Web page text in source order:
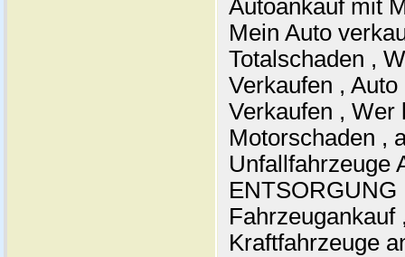
Autoankauf mit
Mein Auto
Totalschaden ,
Verkaufen ,
Verkaufen , Wer
Motorschaden ,
Unfallfahrzeuge
ENTSORGUNG
Fahrzeugankauf
Kraftfahrzeuge